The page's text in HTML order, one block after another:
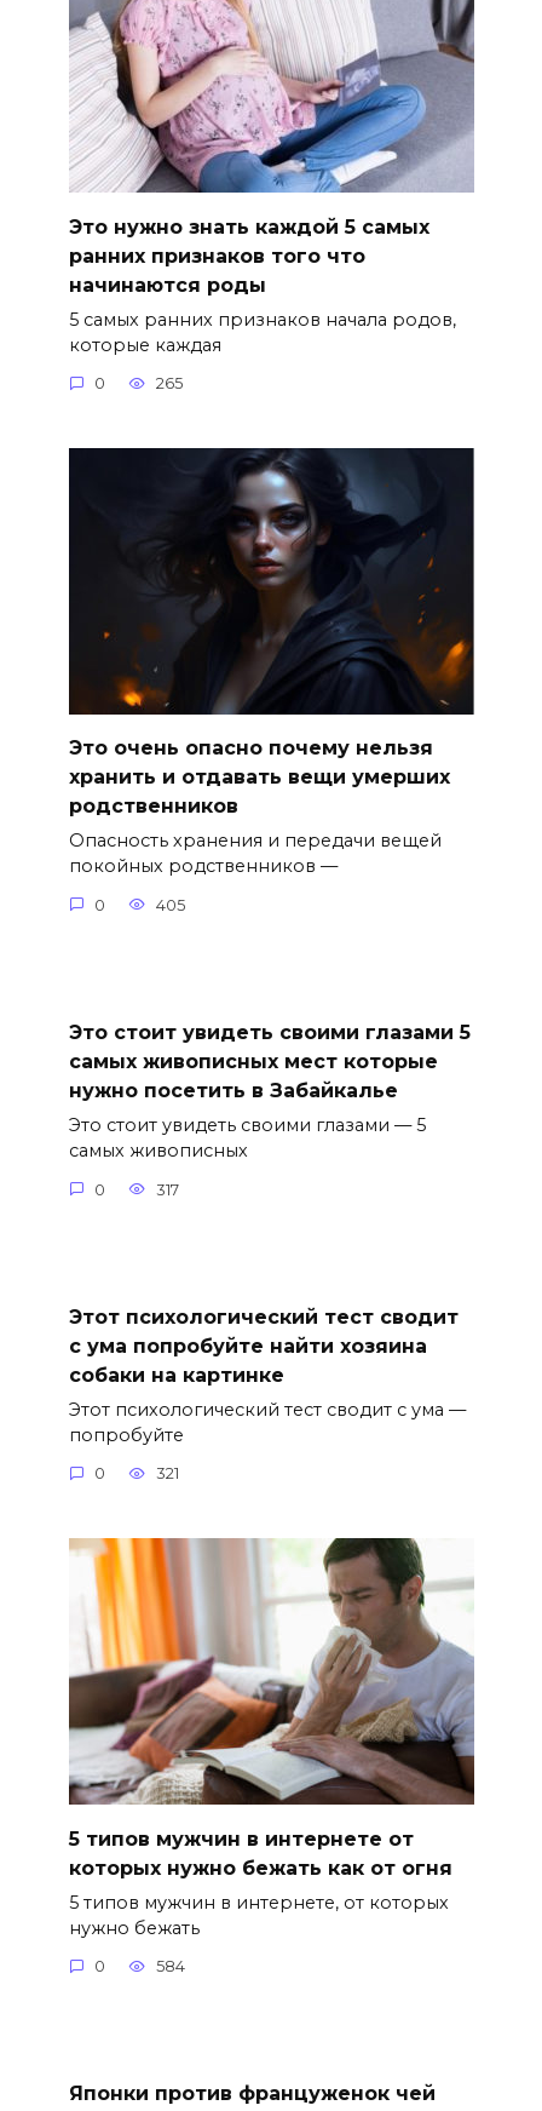
Это нужно знать каждой 5 самых
ранних признаков того что
начинаются роды
5 самых ранних признаков начала родов,
которые каждая
0 265
Это очень опасно почему нельзя
хранить и отдавать вещи умерших
родственников
Опасность хранения и передачи вещей
покойных родственников —
0 405
Это стоит увидеть своими глазами 5
самых живописных мест которые
нужно посетить в Забайкалье
Это стоит увидеть своими глазами — 5
самых живописных
0 317
Этот психологический тест сводит
с ума попробуйте найти хозяина
собаки на картинке
Этот психологический тест сводит с ума —
попробуйте
0 321
5 типов мужчин в интернете от
которых нужно бежать как от огня
5 типов мужчин в интернете, от которых
нужно бежать
0 584
Японки против француженок чей